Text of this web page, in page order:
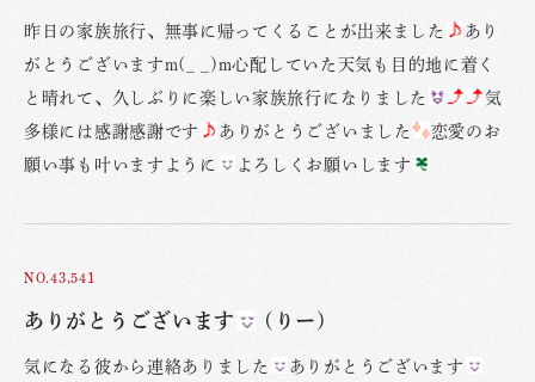
昨日の家族旅行、無事に帰ってくることが出来ました
あり
がとうございますm(_ _)m心配していた天気も目的地に着く
と晴れて、久しぶりに楽しい家族旅行になりました
気
多様には感謝感謝です
ありがとうございました
恋愛のお
願い事も叶いますように
よろしくお願いします
NO.43,541
ありがとうございます (りー)
気になる彼から連絡ありました ありがとうございます